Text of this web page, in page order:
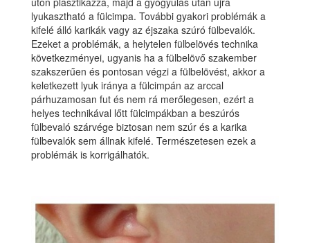
lyukasztható a fülcimpa. További gyakori problémák a
kifelé álló karikák vagy az éjszaka szúró fülbevalók.
Ezeket a problémák, a helytelen fülbelövés technika
következményei, ugyanis ha a fülbelövő szakember
szakszerűen és pontosan végzi a fülbelövést, akkor a
keletkezett lyuk iránya a fülcimpán az arccal
párhuzamosan fut és nem rá merőlegesen, ezért a
helyes technikával lőtt fülcimpákban a beszúrós
fülbevaló szárvége biztosan nem szúr és a karika
fülbevalók sem állnak kifelé. Természetesen ezek a
problémák is korrigálhatók.